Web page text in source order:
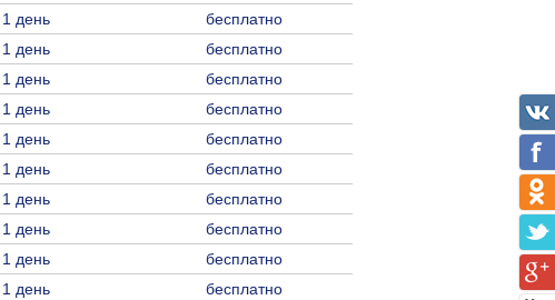
1 день
бесплатно
1 день
бесплатно
1 день
бесплатно
1 день
бесплатно
1 день
бесплатно
1 день
бесплатно
1 день
бесплатно
1 день
бесплатно
1 день
бесплатно
1 день
бесплатно